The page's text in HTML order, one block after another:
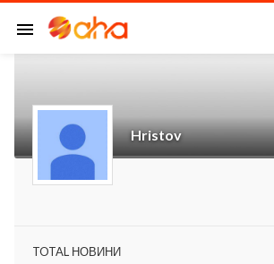
menu
Hristov
TOTAL НОВИНИ